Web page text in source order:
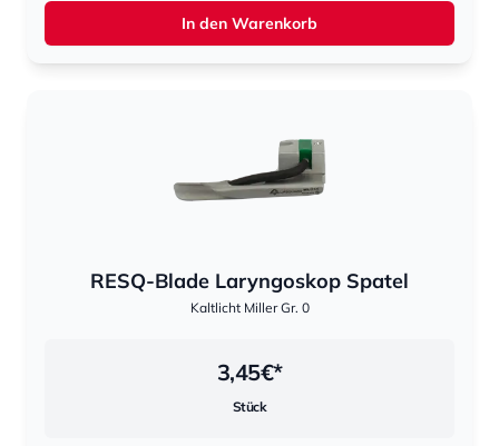
In den Warenkorb
RESQ-Blade Laryngoskop Spatel
Kaltlicht Miller Gr. 0
3,45€*
Stück